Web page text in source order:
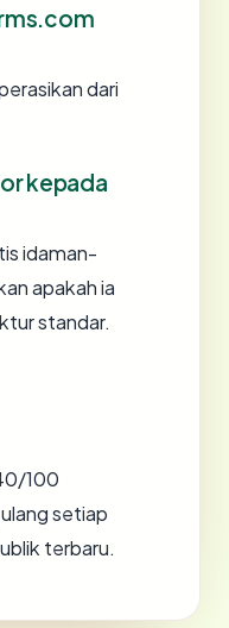
dari
kepada
idaman-
apakah ia
standar.
100
setiap
terbaru.